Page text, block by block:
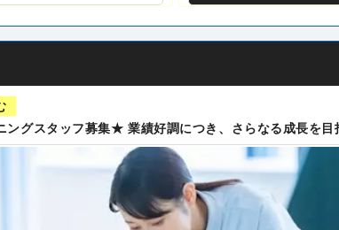
グスタッフ募集★ 業績好調につき、さらなる成長を目